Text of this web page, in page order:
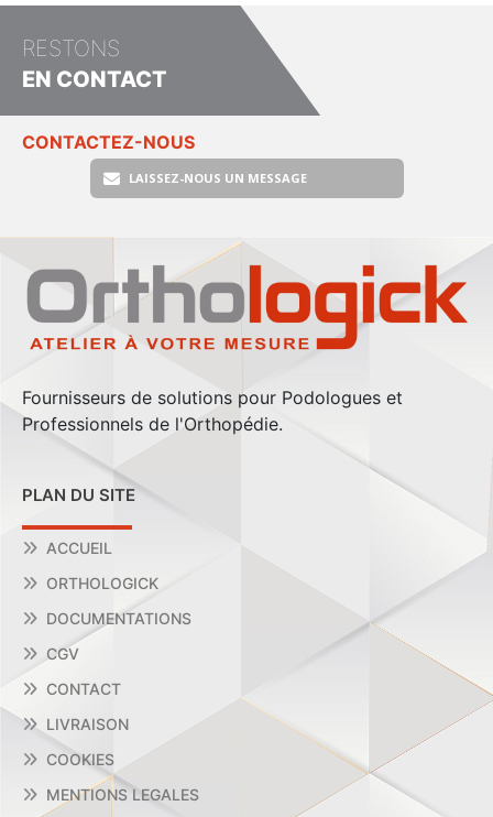
RESTONS
EN CONTACT
CONTACTEZ-NOUS
LAISSEZ-NOUS UN MESSAGE
Fournisseurs de solutions pour Podologues et
Professionnels de l'Orthopédie.
PLAN DU SITE
ACCUEIL
ORTHOLOGICK
DOCUMENTATIONS
CGV
CONTACT
LIVRAISON
COOKIES
MENTIONS LEGALES